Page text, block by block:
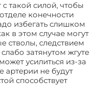
такой силой, чтобы
конечности
избегать слишком
в этом случае могут
стволы, следствием
затянутом жгуте
усилиться из-за
артерии не будут
способствует